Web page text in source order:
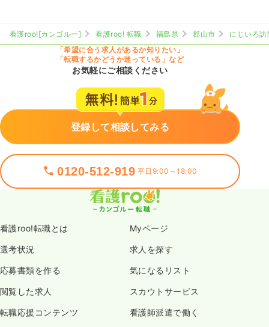
看護roo![カンゴルー] 看護roo! 転職 福島県 郡山市
にじいろ
「希望に合う求人があるか知りたい」
「転職するかどうか迷っている」など
お気軽にご相談ください
登録して相談してみる
0120-512-919 平日9:00～18:00
看護roo!転職とは Myページ
選考状況 求人を探す
応募書類を作る 気になるリスト
閲覧した求人 スカウトサービス
転職応援コンテンツ 看護師派遣で働く